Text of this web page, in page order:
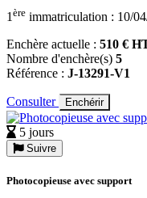
1 ère immatriculation : 10/
Enchère actuelle : 510 €
Nombre d'enchère(s) 5
Référence : J-13291-V1
Consulter Enchérir
5 jours
Suivre
Photocopieuse avec support